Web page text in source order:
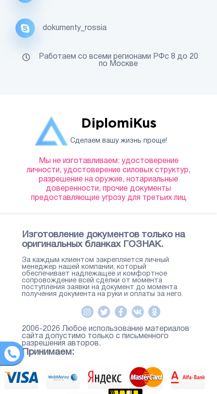
DiplomiKus
Сделаем вашу жизнь проще!
Мы не изготавливаем: удостоверение
личности, удостоверение силовых структур,
разрешение на оружие, нотариальные
доверенности, прочие документы
предоставляющие угрозу для третьих лиц
Изготовление документов только на
оригинальных бланках ГОЗНАК.
За каждым клиентом закрепляется личный
менеджер нашей компании, который
обеспечивает надлежащее и комфортное
сопровождение всей сделки от момента
поступления заявки на документ до момента
получения документа на руки и оплаты за него.
2006-2026 Любое использование материалов
сайта допустимо только с письменного
разрешения авторов.
Принимаем:
dokumenty_rossia
Работаем со всеми регионами РФс 8 до 20
по Москве